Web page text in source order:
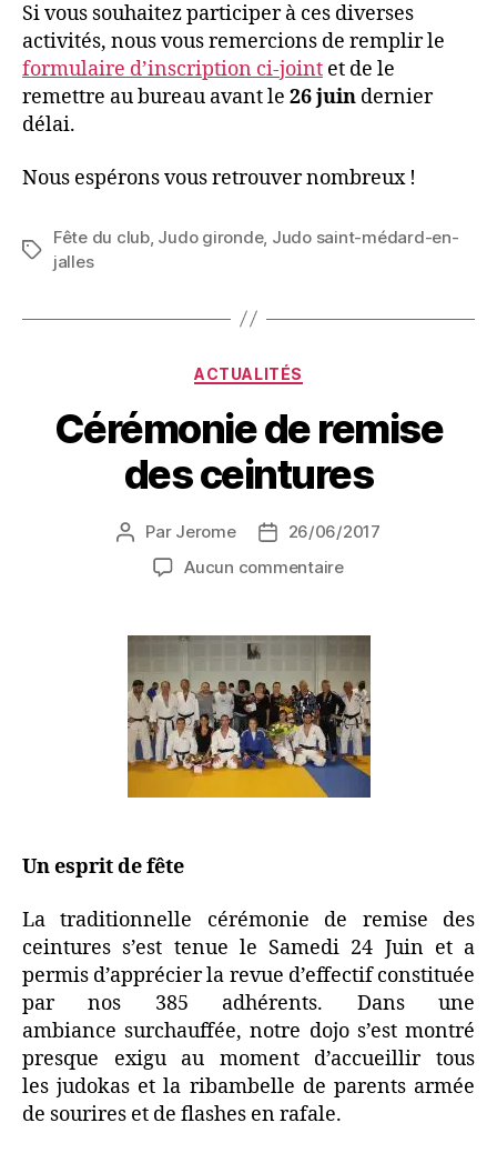
Si vous souhaitez participer à ces diverses
activités, nous vous remercions de remplir le
formulaire d’inscription ci-joint et de le
remettre au bureau avant le 26 juin dernier
délai.
Nous espérons vous retrouver nombreux !
Fête du club, Judo gironde, Judo saint-médard-en-
jalles
ACTUALITÉS
Cérémonie de remise
des ceintures
Par Jerome
26/06/2017
Aucun commentaire
Un esprit de fête
La traditionnelle cérémonie de remise des
ceintures s’est tenue le Samedi 24 Juin et a
permis d’apprécier la revue d’effectif constituée
par nos 385 adhérents. Dans une
ambiance surchauffée, notre dojo s’est montré
presque exigu au moment d’accueillir tous
les judokas et la ribambelle de parents armée
de sourires et de flashes en rafale.